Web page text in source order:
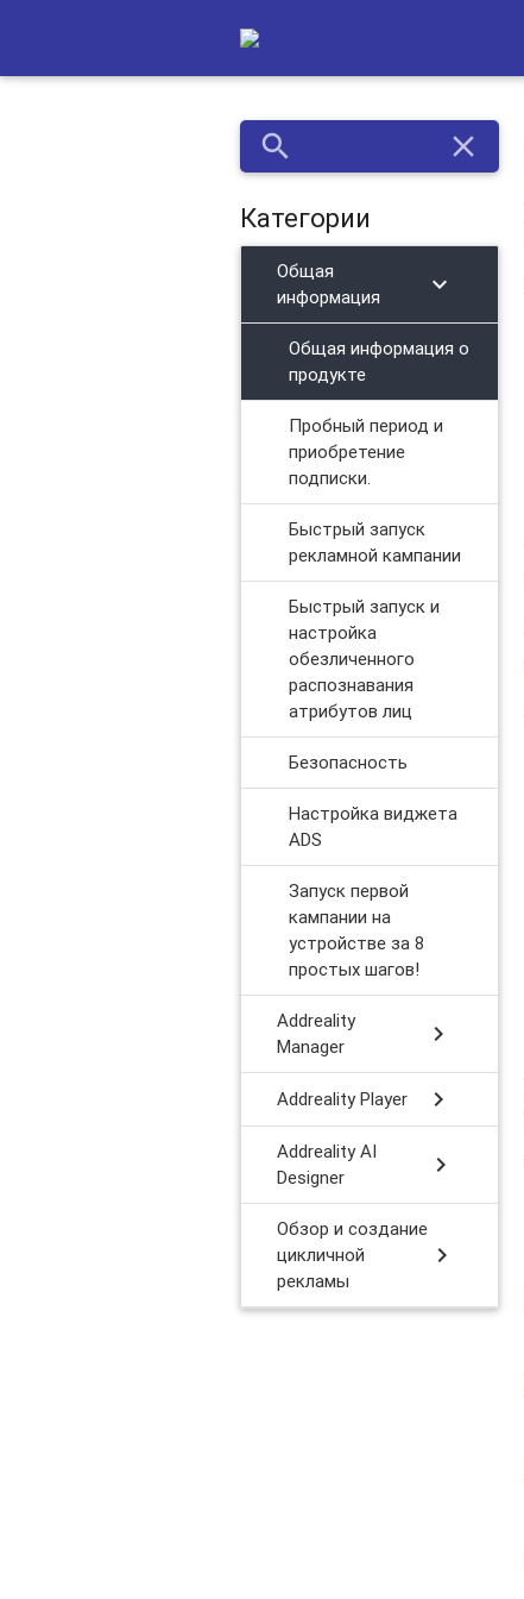
search close
Категории
Общая
информация
chevron_right
Общая информация о
продукте
Пробный период и
приобретение
подписки.
Быстрый запуск
рекламной кампании
Быстрый запуск и
настройка
обезличенного
распознавания
атрибутов лиц
Безопасность
Настройка виджета
ADS
Запуск первой
кампании на
устройстве за 8
простых шагов!
Addreality
Manager
chevron_right
Addreality Player chevron_right
Addreality AI
Designer
chevron_right
Обзор и создание
цикличной
рекламы
chevron_right